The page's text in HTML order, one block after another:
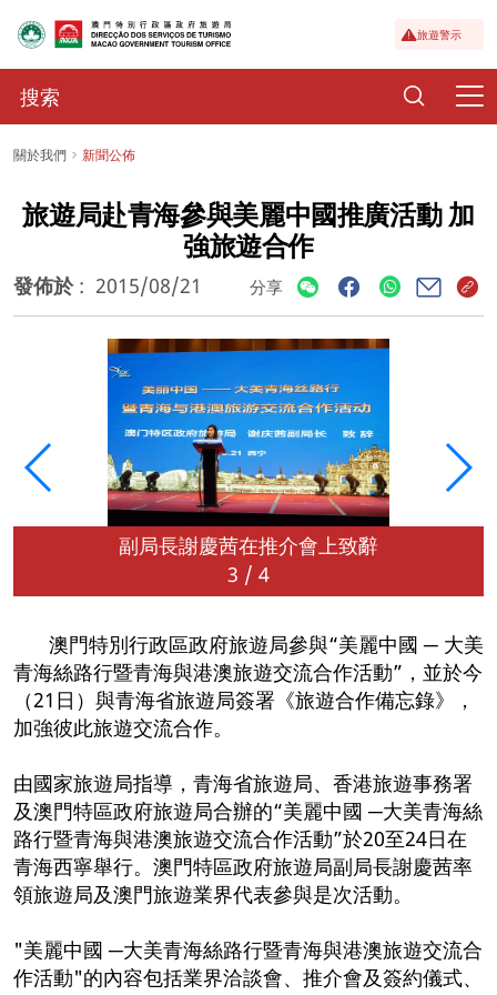
旅遊警示
關於我們 新聞公佈
旅遊局赴青海參與美麗中國推廣活動 加
強旅遊合作
發佈於 : 2015/08/21 分享
副局長謝慶茜在推介會上致辭
3 / 4
澳門特別行政區政府旅遊局參與“美麗中國 ─ 大美
青海絲路行暨青海與港澳旅遊交流合作活動”，並於今
（21日）與青海省旅遊局簽署《旅遊合作備忘錄》，
加強彼此旅遊交流合作。
由國家旅遊局指導，青海省旅遊局、香港旅遊事務署
及澳門特區政府旅遊局合辦的“美麗中國 ─大美青海絲
路行暨青海與港澳旅遊交流合作活動”於20至24日在
青海西寧舉行。澳門特區政府旅遊局副局長謝慶茜率
領旅遊局及澳門旅遊業界代表參與是次活動。
"美麗中國 ─大美青海絲路行暨青海與港澳旅遊交流合
作活動"的內容包括業界洽談會、推介會及簽約儀式、